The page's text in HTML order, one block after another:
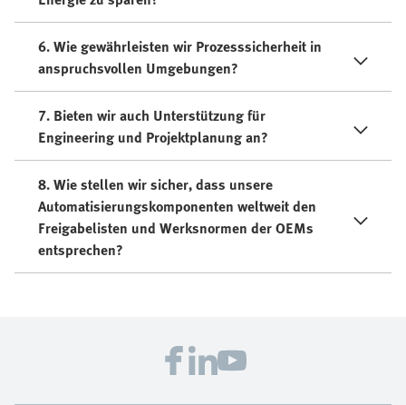
6. Wie gewährleisten wir Prozesssicherheit in
anspruchsvollen Umgebungen?
7. Bieten wir auch Unterstützung für
Engineering und Projektplanung an?
8. Wie stellen wir sicher, dass unsere
Automatisierungskomponenten weltweit den
Freigabelisten und Werksnormen der OEMs
entsprechen?